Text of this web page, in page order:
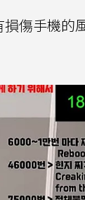
傷手機的